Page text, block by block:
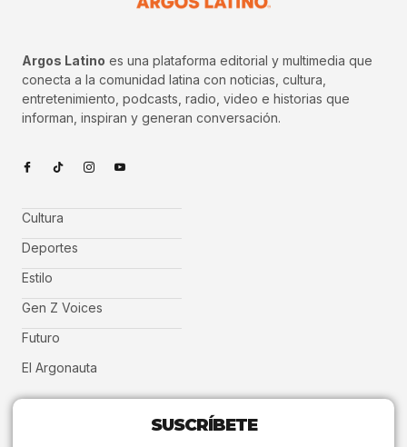
Argos Latino es una plataforma editorial y multimedia que
conecta a la comunidad latina con noticias, cultura,
entretenimiento, podcasts, radio, video e historias que
informan, inspiran y generan conversación.
Cultura
Deportes
Estilo
Gen Z Voices
Futuro
El Argonauta
SUSCRÍBETE